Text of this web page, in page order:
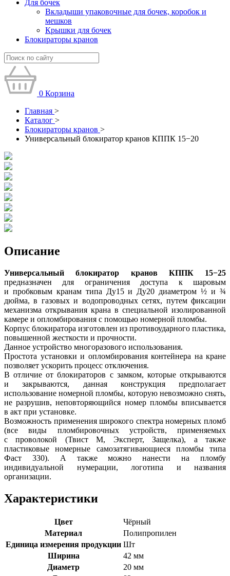
Для бочек
Вкладыши упаковочные для бочек, коробок и
мешков
Крышки для бочек
Блокираторы кранов
0 Корзина
Главная >
Каталог >
Блокираторы кранов >
Универсальный блокиратор кранов КППК 15−20
Описание
Универсальный блокиратор кранов КППК 15−25
предназначен для ограничения доступа к шаровым
и пробковым кранам типа Ду15 и Ду20 диаметром ½ и ¾
дюйма, в газовых и водопроводных сетях, путем фиксации
механизма открывания крана в специальной изолированной
камере и опломбирования с помощью номерной пломбы.
Корпус блокиратора изготовлен из противоударного пластика,
повышенной жесткости и прочности.
Данное устройство многоразового использования.
Простота установки и опломбирования контейнера на кране
позволяет ускорить процесс отключения.
В отличие от блокираторов с замком, которые открываются
и закрываются, данная конструкция предполагает
использование номерной пломбы, которую невозможно снять,
не разрушив, неповторяющийся номер пломбы вписывается
в акт при установке.
Возможность применения широкого спектра номерных пломб
(все виды пломбировочных устройств, применяемых
с проволокой (Твист М, Эксперт, Защелка), а также
пластиковые номерные самозатягивающиеся пломбы типа
Фаст 330). А также можно нанести на пломбу
индивидуальной нумерации, логотипа и названия
организации.
Характеристики
Цвет
Чёрный
Материал
Полипропилен
Единица измерения продукции Шт
Ширина
42 мм
Диаметр
20 мм